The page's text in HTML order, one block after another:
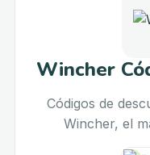
Wincher
Códigos de
Wincher, el